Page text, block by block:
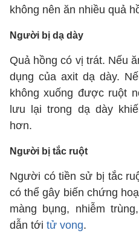
không nên ăn nhiều quả
Người bị dạ dày
Quả hồng có vị trát. Nếu
dụng của axit dạ dày.
không xuống được ruột
lưu lại trong dạ dày
hơn.
Người bị tắc ruột
Người có tiền sử bị tắc
có thể gây biến chứng
màng bụng, nhiễm
dẫn tới tử vong.